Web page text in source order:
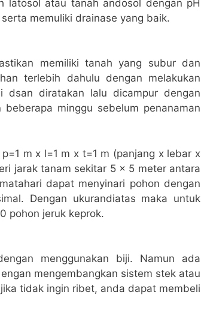
latosol atau tanah andosol dengan pH
memuliki drainase yang baik.
memiliki tanah yang subur dan
terlebih dahulu dengan melakukan
dsan diratakan lalu dicampur dengan
minggu sebelum penanaman
m x l=1 m x t=1 m (panjang x lebar x
jarak tanam sekitar 5 x 5 meter antara
dapat menyinari pohon dengan
Dengan ukurandiatas maka untuk
pohon jeruk keprok.
menggunakan biji. Namun ada
mengembangkan sistem stek atau
tidak ingin ribet, anda dapat membeli